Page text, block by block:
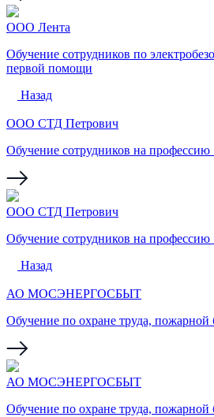
ООО Лента
Обучение сотрудников по
первой помощи
Назад
ООО СТД Петрович
Обучение сотрудников на профессию
ООО СТД Петрович
Обучение сотрудников на профессию
Назад
АО МОСЭНЕРГОСБЫТ
Обучение по охране труда, пожарной
АО МОСЭНЕРГОСБЫТ
Обучение по охране труда, пожарной